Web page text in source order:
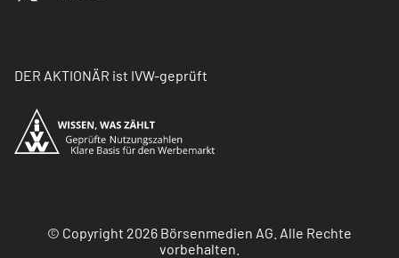
DER AKTIONÄR ist IVW-geprüft
© Copyright 2026 Börsenmedien AG. Alle Rechte
vorbehalten.